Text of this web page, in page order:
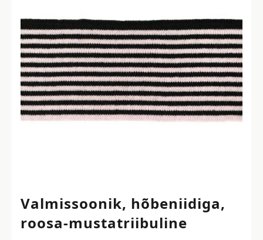
Valmissoonik, hõbeniidiga,
roosa-mustatriibuline